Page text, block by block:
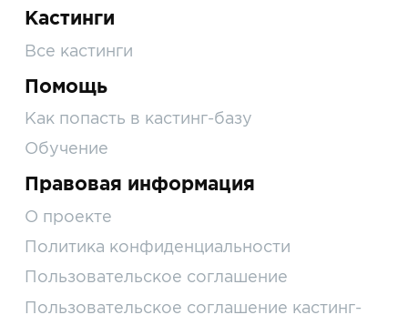
Кастинги
Все кастинги
Помощь
Как попасть в кастинг-базу
Обучение
Правовая информация
О проекте
Политика конфиденциальности
Пользовательское соглашение
Пользовательское соглашение кастинг-